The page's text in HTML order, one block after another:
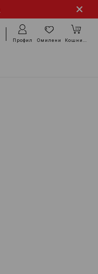
Профил Омилени Кошничка